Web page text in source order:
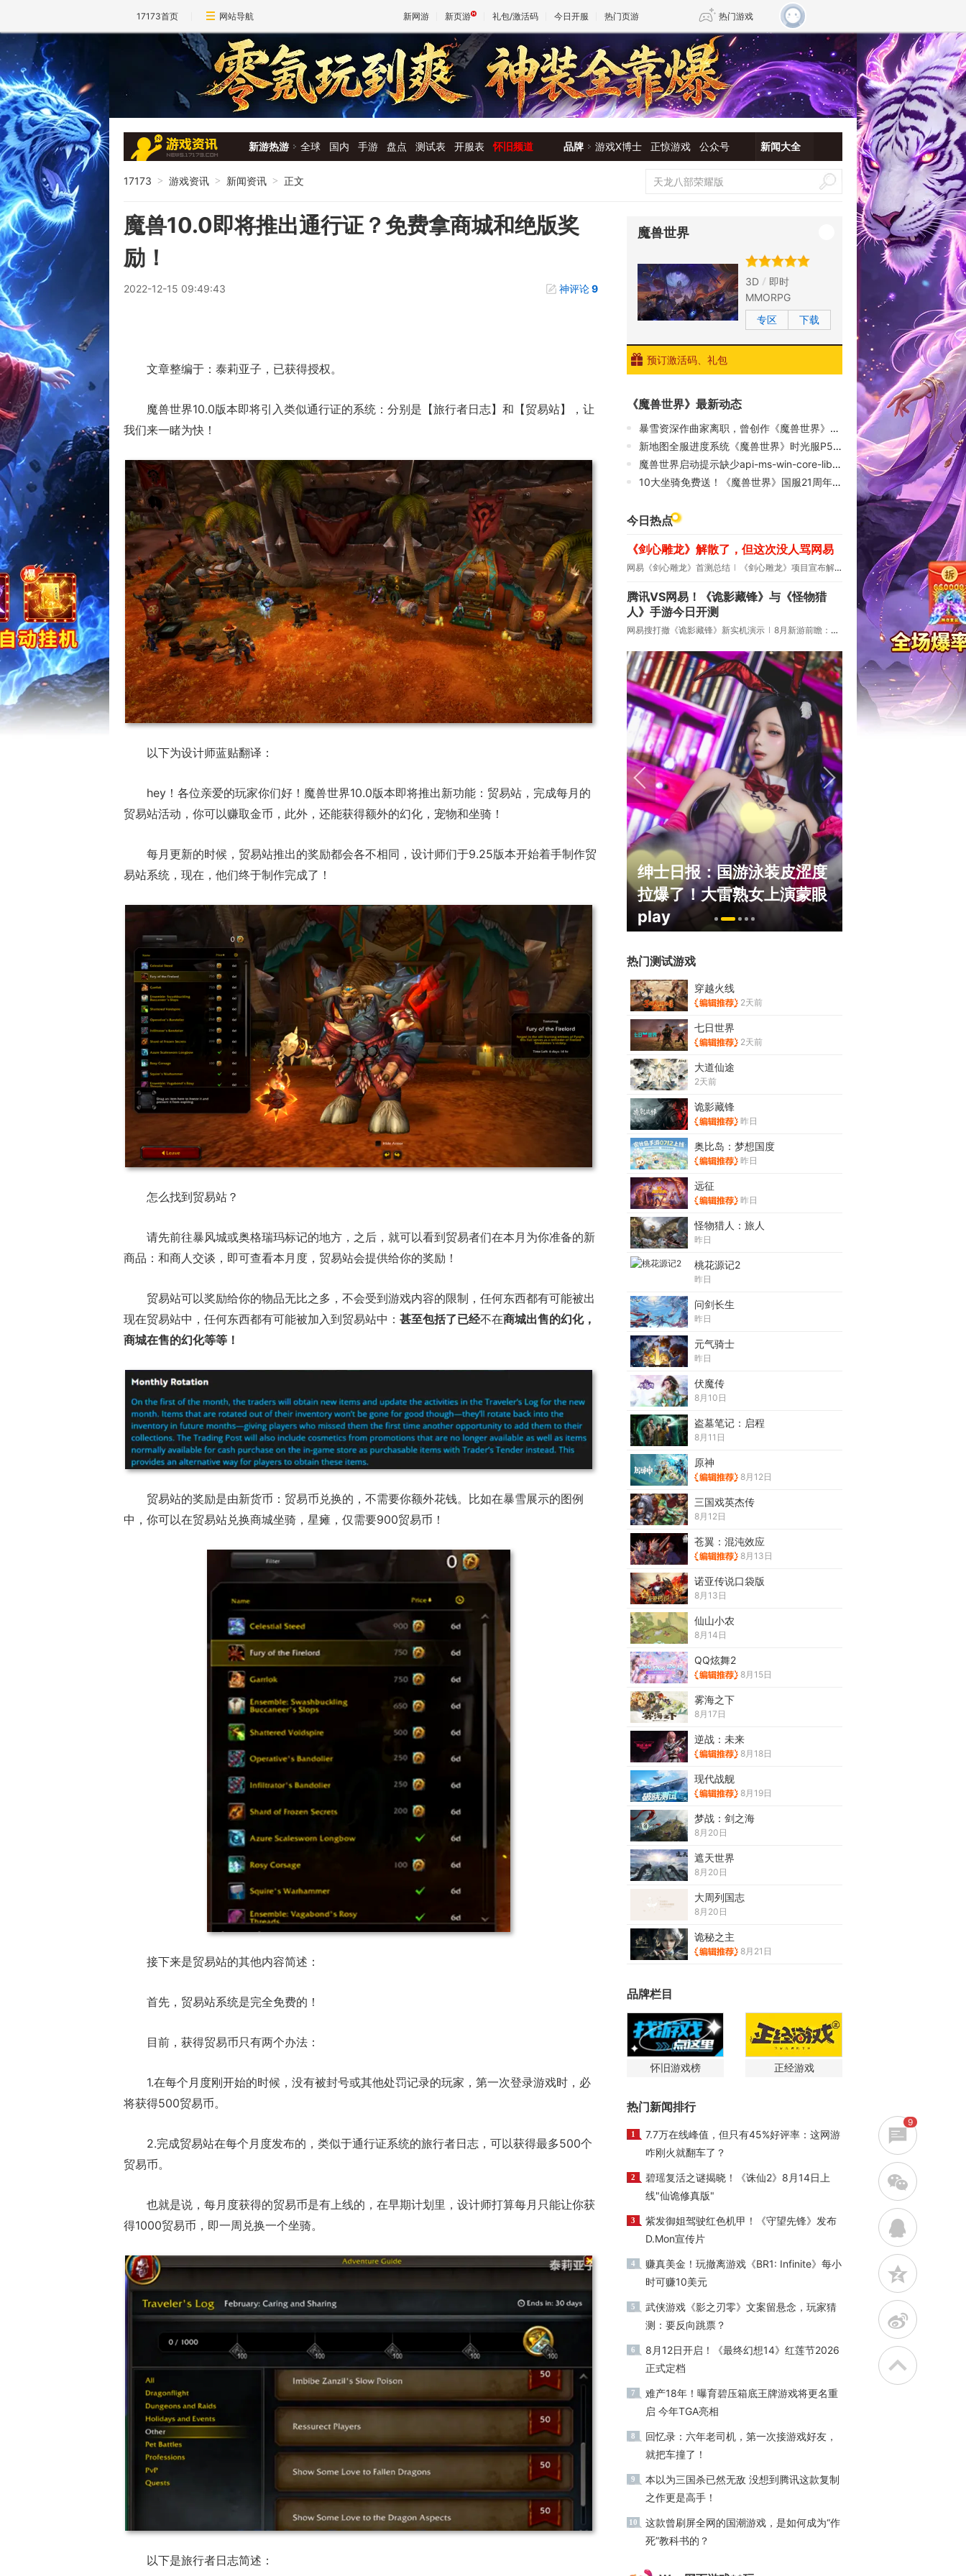
17173首页 网站导航 新网游 新页游 礼包/激活码 今日开服 热门页游 热门游戏
魔兽 DNF 传奇4
天堂 剑网3旗舰版 新天龙八部
新游热游 全球 国内 手游 盘点 测试表 开服表 怀旧频道 品牌 游戏X博士 正惊游戏 公众号 新闻大全
17173 > 游戏资讯 > 新闻资讯 > 正文
魔兽10.0即将推出通行证？免费拿商城和绝版奖
励！
2022-12-15 09:49:43 神评论9
文章整编于：泰莉亚子，已获得授权。
魔兽世界10.0版本即将引入类似通行证的系统：分别是【旅行者日志】和【贸易站】，让
我们来一睹为快！
以下为设计师蓝贴翻译：
hey！各位亲爱的玩家你们好！魔兽世界10.0版本即将推出新功能：贸易站，完成每月的
贸易站活动，你可以赚取金币，此外，还能获得额外的幻化，宠物和坐骑！
每月更新的时候，贸易站推出的奖励都会各不相同，设计师们于9.25版本开始着手制作贸
易站系统，现在，他们终于制作完成了！
怎么找到贸易站？
请先前往暴风城或奥格瑞玛标记的地方，之后，就可以看到贸易者们在本月为你准备的新
商品：和商人交谈，即可查看本月度，贸易站会提供给你的奖励！
贸易站可以奖励给你的物品无比之多，不会受到游戏内容的限制，任何东西都有可能被出
现在贸易站中，任何东西都有可能被加入到贸易站中： 甚至包括了已经不在商城出售的幻化，
商城在售的幻化等等！
贸易站的奖励是由新货币：贸易币兑换的，不需要你额外花钱。比如在暴雪展示的图例
中，你可以在贸易站兑换商城坐骑，星瘫，仅需要900贸易币！
接下来是贸易站的其他内容简述：
首先，贸易站系统是完全免费的！
目前，获得贸易币只有两个办法：
1.在每个月度刚开始的时候，没有被封号或其他处罚记录的玩家，第一次登录游戏时，必
将获得500贸易币。
2.完成贸易站在每个月度发布的，类似于通行证系统的旅行者日志，可以获得最多500个
贸易币。
也就是说，每月度获得的贸易币是有 上线的，在早期计划里，设计师打算每月只能让你获
得1000贸易币，即一周兑换一个坐骑。
以下是旅行者日志简述：
魔兽世界
3D
即时
MMORPG
专区
下载
预订激活码、礼包
《魔兽世界》最新动态
暴雪资深作曲家离职，曾创作《魔兽世界》等多款游戏配乐
新地图全服进度系统《魔兽世界》时光服P5阶段今日上线
魔兽世界启动提示缺少api-ms-win-core-libraryloader-l1-2-0.dll？完整修复解决教程
10大坐骑免费送！《魔兽世界》国服21周年庆典明日开启
今日热点
《剑心雕龙》解散了，但这次没人骂网易
网易《剑心雕龙》首测总结 《剑心雕龙》项目宣布解散
腾讯VS网易！《诡影藏锋》与《怪物猎
人》手游今日开测
网易搜打撤《诡影藏锋》新实机演示 8月新游前瞻：《诡秘之主》领衔
17周年庆典 争霸赛大区火
绅士日报：国游泳装皮涩度
拉爆了！大雷熟女上演蒙眼
play
热门测试游戏
穿越火线
2天前
七日世界
2天前
大道仙途
2天前
诡影藏锋
昨日
奥比岛：梦想国度
昨日
远征
昨日
怪物猎人：旅人
昨日
桃花源记2
昨日
问剑长生
昨日
元气骑士
昨日
伏魔传
8月10日
盗墓笔记：启程
8月11日
原神
8月12日
三国戏英杰传
8月12日
苍翼：混沌效应
8月13日
诺亚传说口袋版
8月13日
仙山小农
8月14日
QQ炫舞2
8月15日
雾海之下
8月17日
逆战：未来
8月18日
现代战舰
8月19日
梦战：剑之海
8月20日
遮天世界
8月20日
大周列国志
8月20日
诡秘之主
8月21日
品牌栏目
怀旧游戏榜 正经游戏
热门新闻排行
1
7.7万在线峰值，但只有45%好评率：这网游
咋刚火就翻车了？
2
碧瑶复活之谜揭晓！《诛仙2》8月14日上
线"仙诡修真版"
3
紫发御姐驾驶红色机甲！《守望先锋》发布
D.Mon宣传片
4
赚真美金！玩撤离游戏《BR1: Infinite》每小
时可赚10美元
5
武侠游戏《影之刃零》文案留悬念，玩家猜
测：要反向跳票？
6
8月12日开启！《最终幻想14》红莲节2026
正式定档
7
难产18年！曝育碧压箱底王牌游戏将更名重
启 今年TGA亮相
8
回忆录：六年老司机，第一次接游戏好友，
就把车撞了！
9
本以为三国杀已然无敌 没想到腾讯这款复制
之作更是高手！
10
这款曾刷屏全网的国潮游戏，是如何成为“作
死”教科书的？
9
w
q
z
t